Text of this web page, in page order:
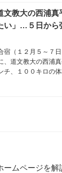
文教大の西浦真
い」…５日から
宿（１２月５～７
、道文教大の西浦
、１００キロの体
ムページを解